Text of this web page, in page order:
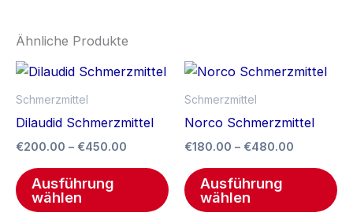
Ähnliche Produkte
Schmerzmittel
Dilaudid Schmerzmittel
€200.00 – €450.00
Preisspanne:
Ausführung
wählen
Dieses
Produkt
Varianten
auf.
Die
Schmerzmittel
Norco Schmerzmittel
€180.00 – €480.00
Ausführung
wählen